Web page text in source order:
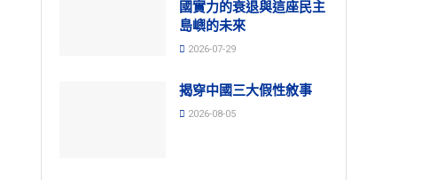
國實力的衰退與這座民主
島嶼的未來
2026-07-29
揭穿中國三大假性敘事
2026-08-05